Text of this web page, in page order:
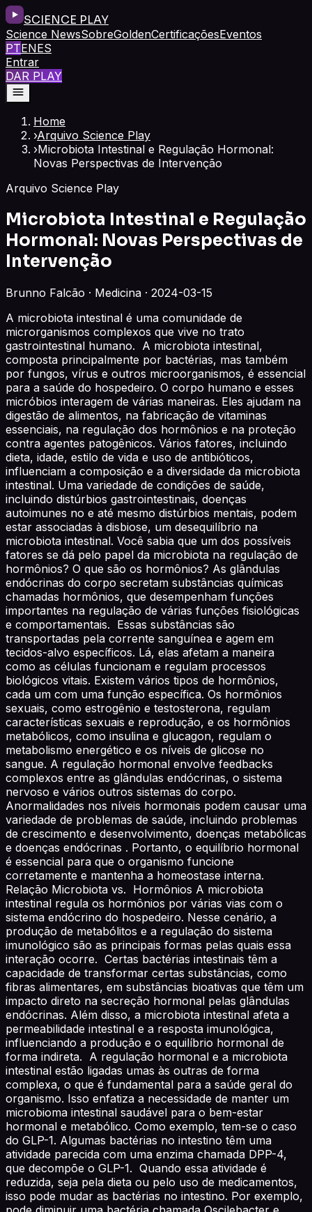
SCIENCE PLAY
Science NewsSobreGoldenCertificaçõesEventos
PTENES
Entrar
DAR PLAY
Home
›Arquivo Science Play
›Microbiota Intestinal e Regulação Hormonal:
Novas Perspectivas de Intervenção
Arquivo Science Play
Microbiota Intestinal e Regulação
Hormonal: Novas Perspectivas de
Intervenção
Brunno Falcão · Medicina · 2024-03-15
A microbiota intestinal é uma comunidade de
microrganismos complexos que vive no trato
gastrointestinal humano. A microbiota intestinal,
composta principalmente por bactérias, mas também
por fungos, vírus e outros microorganismos, é essencial
para a saúde do hospedeiro. O corpo humano e esses
micróbios interagem de várias maneiras. Eles ajudam na
digestão de alimentos, na fabricação de vitaminas
essenciais, na regulação dos hormônios e na proteção
contra agentes patogênicos. Vários fatores, incluindo
dieta, idade, estilo de vida e uso de antibióticos,
influenciam a composição e a diversidade da microbiota
intestinal. Uma variedade de condições de saúde,
incluindo distúrbios gastrointestinais, doenças
autoimunes no e até mesmo distúrbios mentais, podem
estar associadas à disbiose, um desequilíbrio na
microbiota intestinal. Você sabia que um dos possíveis
fatores se dá pelo papel da microbiota na regulação de
hormônios? O que são os hormônios? As glândulas
endócrinas do corpo secretam substâncias químicas
chamadas hormônios, que desempenham funções
importantes na regulação de várias funções fisiológicas
e comportamentais. Essas substâncias são
transportadas pela corrente sanguínea e agem em
tecidos-alvo específicos. Lá, elas afetam a maneira
como as células funcionam e regulam processos
biológicos vitais. Existem vários tipos de hormônios,
cada um com uma função específica. Os hormônios
sexuais, como estrogênio e testosterona, regulam
características sexuais e reprodução, e os hormônios
metabólicos, como insulina e glucagon, regulam o
metabolismo energético e os níveis de glicose no
sangue. A regulação hormonal envolve feedbacks
complexos entre as glândulas endócrinas, o sistema
nervoso e vários outros sistemas do corpo.
Anormalidades nos níveis hormonais podem causar uma
variedade de problemas de saúde, incluindo problemas
de crescimento e desenvolvimento, doenças metabólicas
e doenças endócrinas . Portanto, o equilíbrio hormonal
é essencial para que o organismo funcione
corretamente e mantenha a homeostase interna.
Relação Microbiota vs. Hormônios A microbiota
intestinal regula os hormônios por várias vias com o
sistema endócrino do hospedeiro. Nesse cenário, a
produção de metabólitos e a regulação do sistema
imunológico são as principais formas pelas quais essa
interação ocorre. Certas bactérias intestinais têm a
capacidade de transformar certas substâncias, como
fibras alimentares, em substâncias bioativas que têm um
impacto direto na secreção hormonal pelas glândulas
endócrinas. Além disso, a microbiota intestinal afeta a
permeabilidade intestinal e a resposta imunológica,
influenciando a produção e o equilíbrio hormonal de
forma indireta. A regulação hormonal e a microbiota
intestinal estão ligadas umas às outras de forma
complexa, o que é fundamental para a saúde geral do
organismo. Isso enfatiza a necessidade de manter um
microbioma intestinal saudável para o bem-estar
hormonal e metabólico. Como exemplo, tem-se o caso
do GLP-1. Algumas bactérias no intestino têm uma
atividade parecida com uma enzima chamada DPP-4,
que decompõe o GLP-1. Quando essa atividade é
reduzida, seja pela dieta ou pelo uso de medicamentos,
isso pode mudar as bactérias no intestino. Por exemplo,